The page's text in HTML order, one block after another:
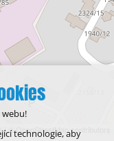
| © OpenStreetMap contributors
webu!
technologie, aby